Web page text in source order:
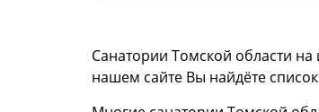
Санатории Томской области на
нашем сайте Вы найдёте